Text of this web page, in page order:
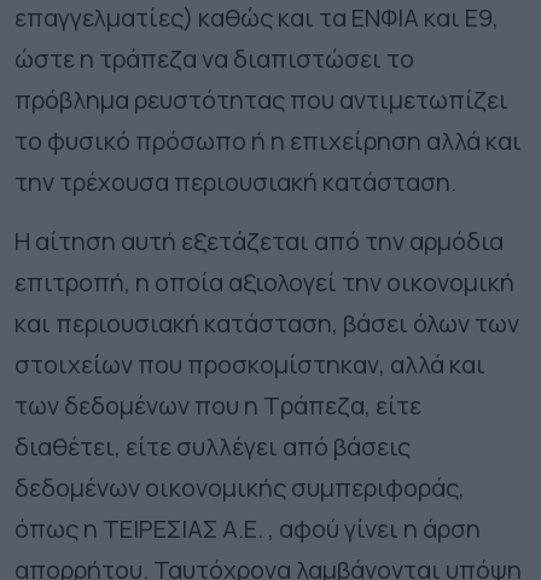
επαγγελματίες) καθώς και τα ΕΝΦΙΑ και Ε9,
ώστε η τράπεζα να διαπιστώσει το
πρόβλημα ρευστότητας που αντιμετωπίζει
το φυσικό πρόσωπο ή η επιχείρηση αλλά και
την τρέχουσα περιουσιακή κατάσταση.
Η αίτηση αυτή εξετάζεται από την αρμόδια
επιτροπή, η οποία αξιολογεί την οικονομική
και περιουσιακή κατάσταση, βάσει όλων των
στοιχείων που προσκομίστηκαν, αλλά και
των δεδομένων που η Τράπεζα, είτε
διαθέτει, είτε συλλέγει από βάσεις
δεδομένων οικονομικής συμπεριφοράς,
όπως η ΤΕΙΡΕΣΙΑΣ Α.Ε. , αφού γίνει η άρση
απορρήτου. Ταυτόχρονα λαμβάνονται υπόψη